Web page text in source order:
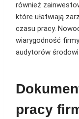
również
które ułatwiają
czasu pracy.
wiarygodność
audytorów
pracy